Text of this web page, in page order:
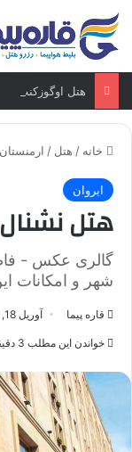
هتل اوگوزکنت
خانه / هتل / ارمنستان
ایروان
هتل نشنال
گالری عکس -
شهر و امکانات
قاره پیما آوریل 18, 2020
خواندن این مطلب 3 دقیقه زمان میبرد